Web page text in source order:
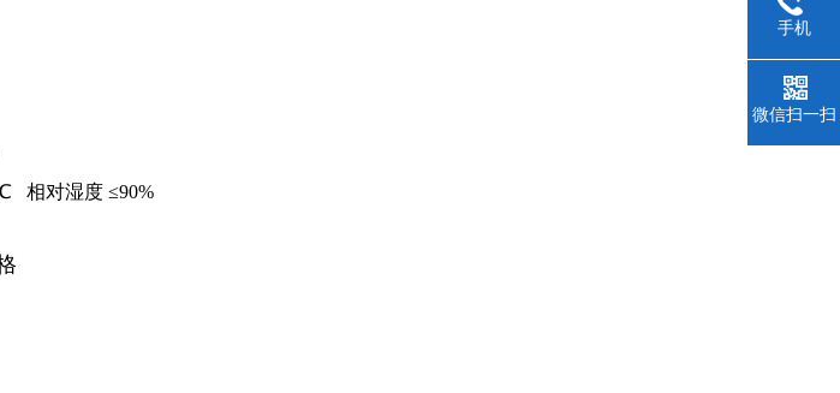
相对湿度 ≤90%
手机
微信扫一扫